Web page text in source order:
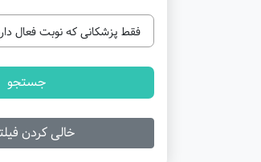
فقط پزشکانی که نوبت فعال
جستجو
خالی کردن